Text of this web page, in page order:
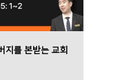
지를 본받는 교회